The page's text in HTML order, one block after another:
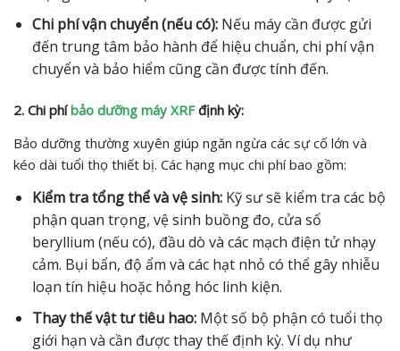
Chi phí vận chuyển (nếu có):Nếu máy cần được gửi
đến trung tâm bảo hành để hiệu chuẩn, chi phí vận
chuyển và bảo hiểm cũng cần được tính đến.
2. Chi phíbảo dưỡng máy XRFđịnh kỳ:
Bảo dưỡng thường xuyên giúp ngăn ngừa các sự cố lớn và
kéo dài tuổi thọ thiết bị. Các hạng mục chi phí bao gồm:
Kiểm tra tổng thể và vệ sinh:Kỹ sư sẽ kiểm tra các bộ
phận quan trọng, vệ sinh buồng đo, cửa sổ
beryllium (nếu có), đầu dò và các mạch điện tử nhạy
cảm. Bụi bẩn, độ ẩm và các hạt nhỏ có thể gây nhiễu
loạn tín hiệu hoặc hỏng hóc linh kiện.
Thay thế vật tư tiêu hao:Một số bộ phận có tuổi thọ
giới hạn và cần được thay thế định kỳ. Ví dụ như